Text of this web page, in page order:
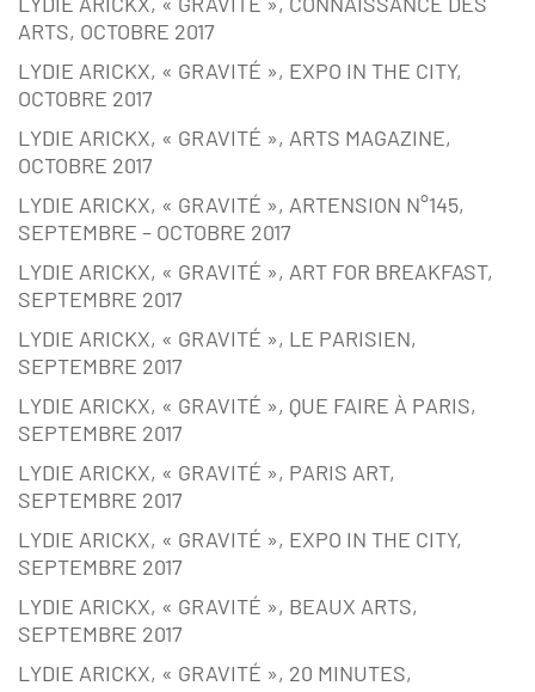
ARTS, OCTOBRE 2017
LYDIE ARICKX, « GRAVITÉ », EXPO IN THE CITY,
OCTOBRE 2017
LYDIE ARICKX, « GRAVITÉ », ARTS MAGAZINE,
OCTOBRE 2017
LYDIE ARICKX, « GRAVITÉ », ARTENSION N°145,
SEPTEMBRE – OCTOBRE 2017
LYDIE ARICKX, « GRAVITÉ », ART FOR BREAKFAST,
SEPTEMBRE 2017
LYDIE ARICKX, « GRAVITÉ », LE PARISIEN,
SEPTEMBRE 2017
LYDIE ARICKX, « GRAVITÉ », QUE FAIRE À PARIS,
SEPTEMBRE 2017
LYDIE ARICKX, « GRAVITÉ », PARIS ART,
SEPTEMBRE 2017
LYDIE ARICKX, « GRAVITÉ », EXPO IN THE CITY,
SEPTEMBRE 2017
LYDIE ARICKX, « GRAVITÉ », BEAUX ARTS,
SEPTEMBRE 2017
LYDIE ARICKX, « GRAVITÉ », 20 MINUTES,